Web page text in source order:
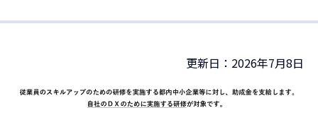
更新日：2026年7月8日